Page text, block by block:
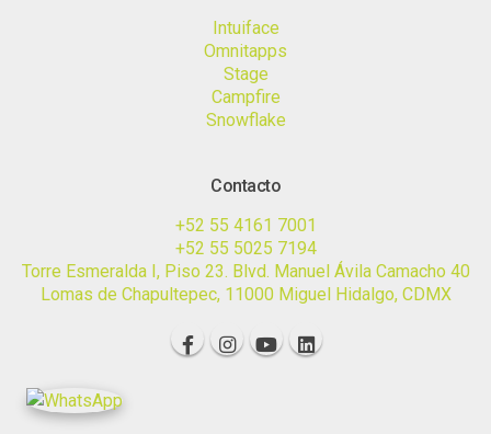
Intuiface
Omnitapps
Stage
Campfire
Snowflake
Contacto
+52 55 4161 7001
+52 55 5025 7194
Torre Esmeralda I, Piso 23. Blvd. Manuel Ávila Camacho 40
Lomas de Chapultepec, 11000 Miguel Hidalgo, CDMX